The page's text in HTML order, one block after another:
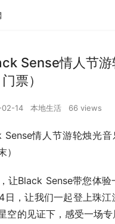
Sense情人节游
票）
14 本地生活 66 views
情人节游轮烛光
）
让Black Sense带您体验
日，让我们一起登上珠江
空的见证下，感受一场